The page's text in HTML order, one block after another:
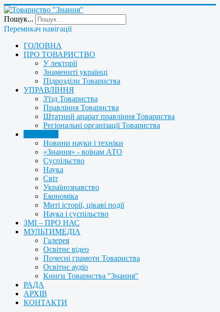
Пошук...
Перемикач навігації
ГОЛОВНА
ПРО ТОВАРИСТВО
У лекторії
Знамениті українці
Підрозділи Товариства
УПРАВЛІННЯ
З'їзд Товариства
Правління Товариства
Штатний апарат правління Товариства
Регіональні організації Товариства
Новини науки і техніки
«Знання» - воїнам АТО
Суспільство
Наука
Світ
Українознавство
Економіка
Миті історії, цікаві події
Наука і суспільство
ЗМІ – ПРО НАС
МУЛЬТИМЕДІА
Галерея
Освітнє відео
Почесні грамоти Товариства
Освітнє аудіо
Книги Товариства "Знання"
РАДА
АРХІВ
КОНТАКТИ